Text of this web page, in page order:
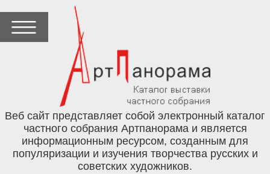
Веб сайт представляет собой электронный каталог
частного собрания Артпанорама и является
информационным ресурсом, созданным для
популяризации и изучения творчества русских и
советских художников.